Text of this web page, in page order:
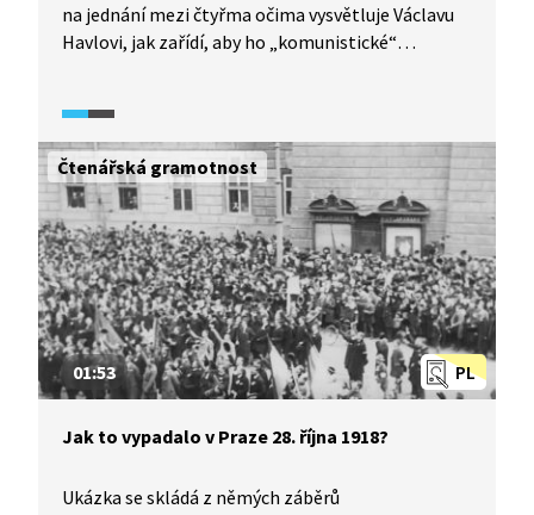
na jednání mezi čtyřma očima vysvětluje Václavu
Havlovi, jak zařídí, aby ho „komunistické“
Čtenářská gramotnost
PL
01:53
Jak to vypadalo v Praze 28. října 1918?
Ukázka se skládá z němých záběrů